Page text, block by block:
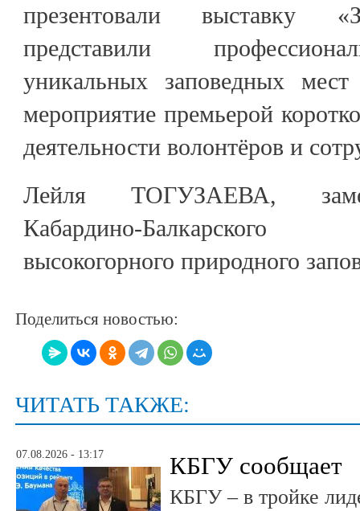
презентовали выставку
представили
уникальных заповедных
мероприятие премьерой
деятельности волонтёров и
Лейля ТОГУЗАЕВА,
Кабардино-Балкарского
высокогорного природного
Поделиться новостью:
ЧИТАТЬ ТАКЖЕ:
07.08.2026 - 13:17 КБГУ сообщает
КБГУ – в тройке